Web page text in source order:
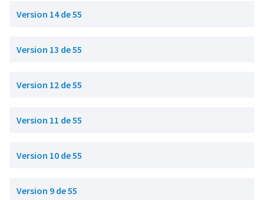
Version 14 de 55
Version 13 de 55
Version 12 de 55
Version 11 de 55
Version 10 de 55
Version 9 de 55